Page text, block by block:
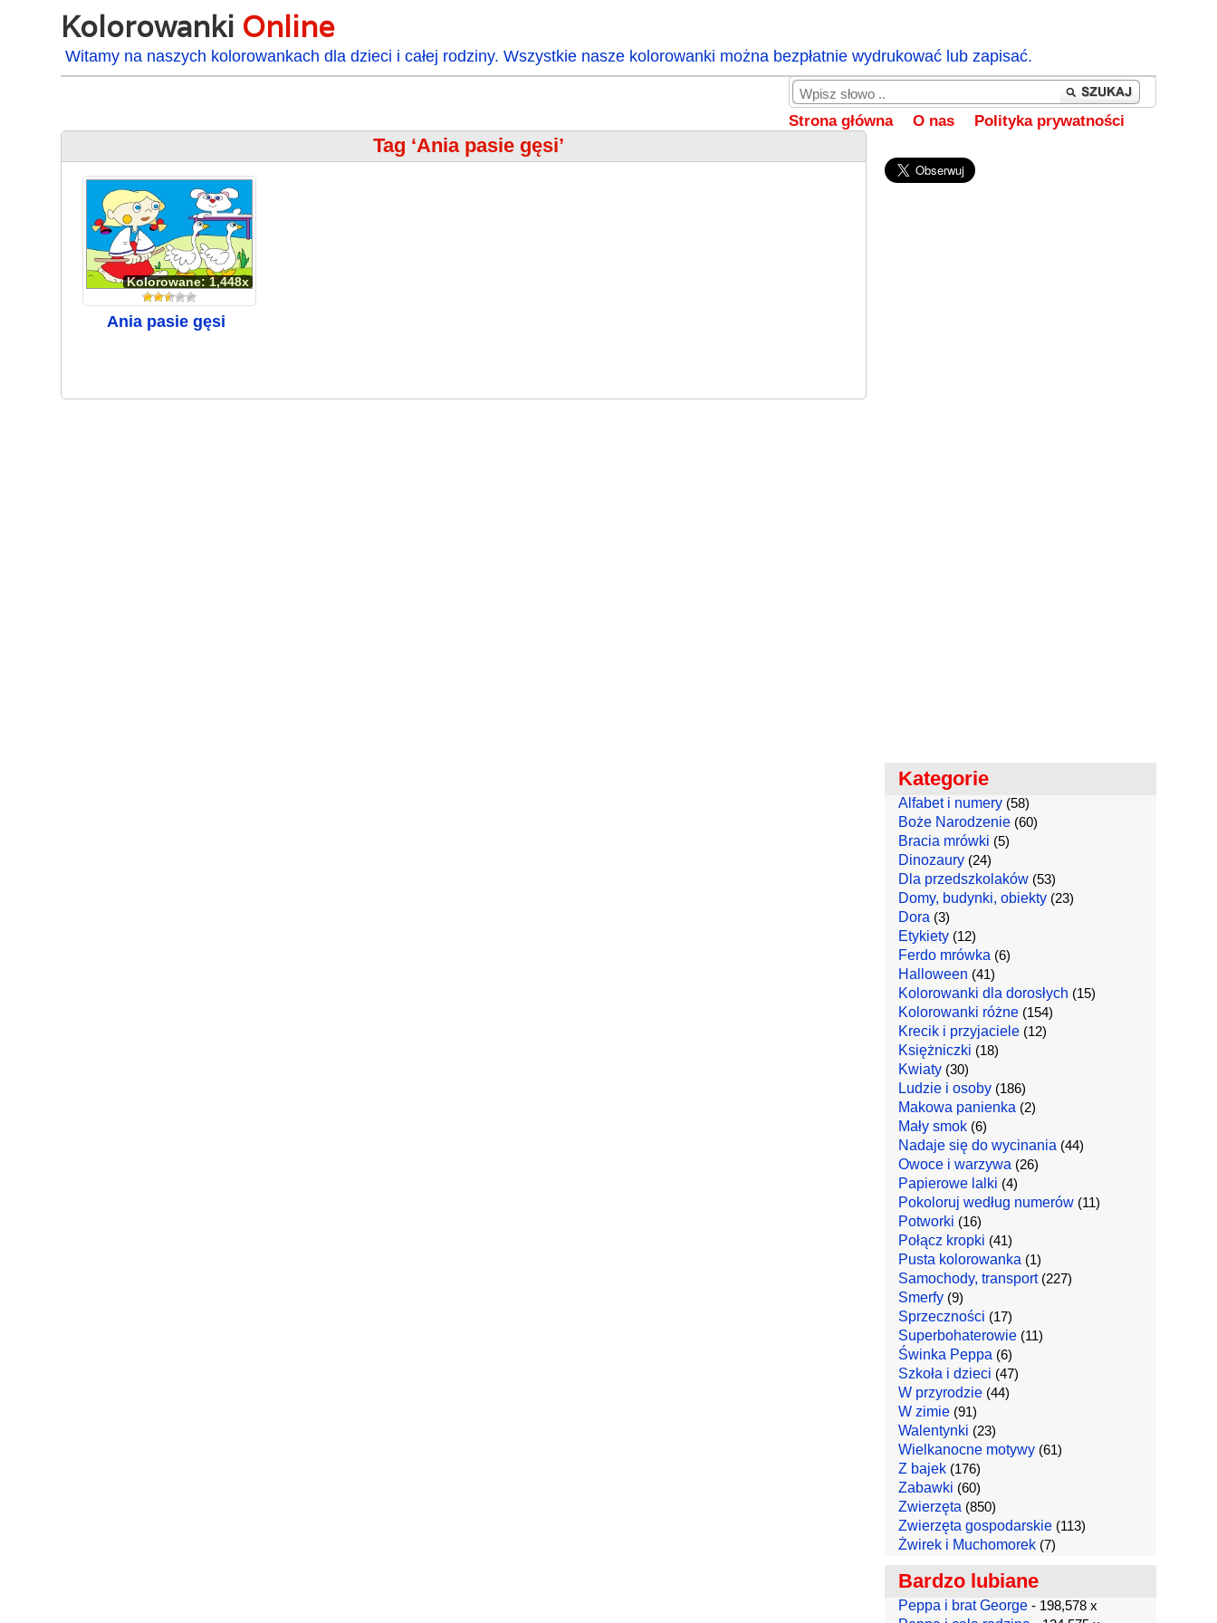
Kolorowanki Online
Witamy na naszych kolorowankach dla dzieci i całej rodziny. Wszystkie nasze kolorowanki można bezpłatnie wydrukować lub zapisać.
Strona główna O nas Polityka prywatności
Tag ‘Ania pasie gęsi’
Kolorowane: 1,448x
Ania pasie gęsi
Kategorie
Alfabet i numery(58)
Boże Narodzenie(60)
Bracia mrówki (5)
Dinozaury(24)
Dla przedszkolaków(53)
Domy, budynki, obiekty(23)
Dora (3)
Etykiety(12)
Ferdo mrówka (6)
Halloween (41)
Kolorowanki dla dorosłych (15)
Kolorowanki różne(154)
Krecik i przyjaciele(12)
Księżniczki (18)
Kwiaty(30)
Ludzie i osoby(186)
Makowa panienka (2)
Mały smok(6)
Nadaje się do wycinania (44)
Owoce i warzywa (26)
Papierowe lalki (4)
Pokoloruj według numerów(11)
Potworki (16)
Połącz kropki (41)
Pusta kolorowanka (1)
Samochody, transport(227)
Smerfy(9)
Sprzeczności (17)
Superbohaterowie(11)
Świnka Peppa (6)
Szkoła i dzieci (47)
W przyrodzie(44)
W zimie(91)
Walentynki (23)
Wielkanocne motywy(61)
Z bajek(176)
Zabawki (60)
Zwierzęta (850)
Zwierzęta gospodarskie(113)
Żwirek i Muchomorek(7)
Bardzo lubiane
Peppa i brat George- 198,578 x